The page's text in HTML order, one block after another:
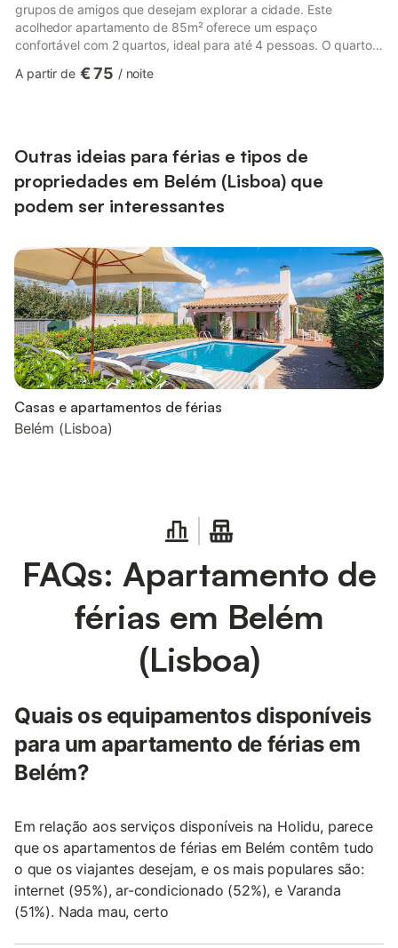
grupos de amigos que desejam explorar a cidade. Este
acolhedor apartamento de 85m² oferece um espaço
confortável com 2 quartos, ideal para até 4 pessoas. O quarto
quarto possui duas camas individuais, garantindo flexibilidade
embora compact...
A partir de € 75 / noite
Outras ideias para férias e tipos de
propriedades em Belém (Lisboa) que
podem ser interessantes
Casas e apartamentos de férias
Belém (Lisboa)
FAQs: Apartamento de
férias em Belém
(Lisboa)
Quais os equipamentos disponíveis
para um apartamento de férias em
Belém?
Em relação aos serviços disponíveis na Holidu, parece
que os apartamentos de férias em Belém contêm tudo
o que os viajantes desejam, e os mais populares são:
internet (95%), ar-condicionado (52%), e Varanda
(51%). Nada mau, certo